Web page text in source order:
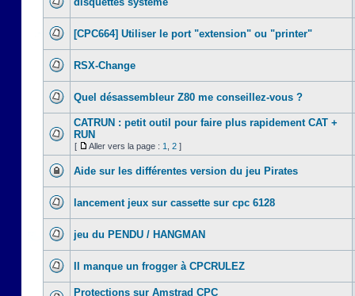
[CPC664] Utiliser le port "extension" ou "printer"
RSX-Change
Quel désassembleur Z80 me conseillez-vous ?
CATRUN : petit outil pour faire plus rapidement CAT +
RUN
[ Aller vers la page : 1 2 ]
Aide sur les différentes version du jeu Pirates
lancement jeux sur cassette sur cpc 6128
jeu du PENDU / HANGMAN
Il manque un frogger à CPCRULEZ
Protections sur Amstrad CPC